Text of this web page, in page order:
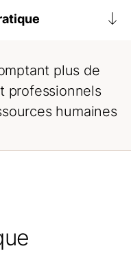
plus de
professionnels
humaines